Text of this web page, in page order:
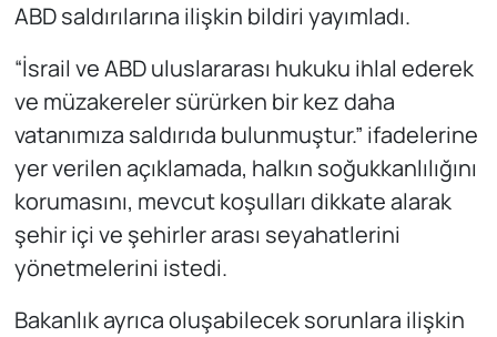
ABD saldırılarına ilişkin bildiri yayımladı.
“İsrail ve ABD uluslararası hukuku ihlal ederek
ve müzakereler sürürken bir kez daha
vatanımıza saldırıda bulunmuştur.” ifadelerine
yer verilen açıklamada, halkın soğukkanlılığını
korumasını, mevcut koşulları dikkate alarak
şehir içi ve şehirler arası seyahatlerini
yönetmelerini istedi.
Bakanlık ayrıca oluşabilecek sorunlara ilişkin